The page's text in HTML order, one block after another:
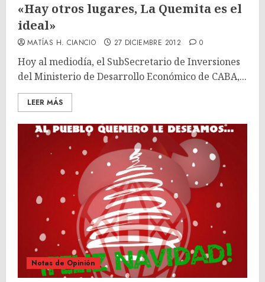
«Hay otros lugares, La Quemita es el
ideal»
MATÍAS H. CIANCIO 27 DICIEMBRE 2012 0
Hoy al mediodía, el SubSecretario de Inversiones
del Ministerio de Desarrollo Económico de CABA,...
LEER MÁS
Notas de Opinión